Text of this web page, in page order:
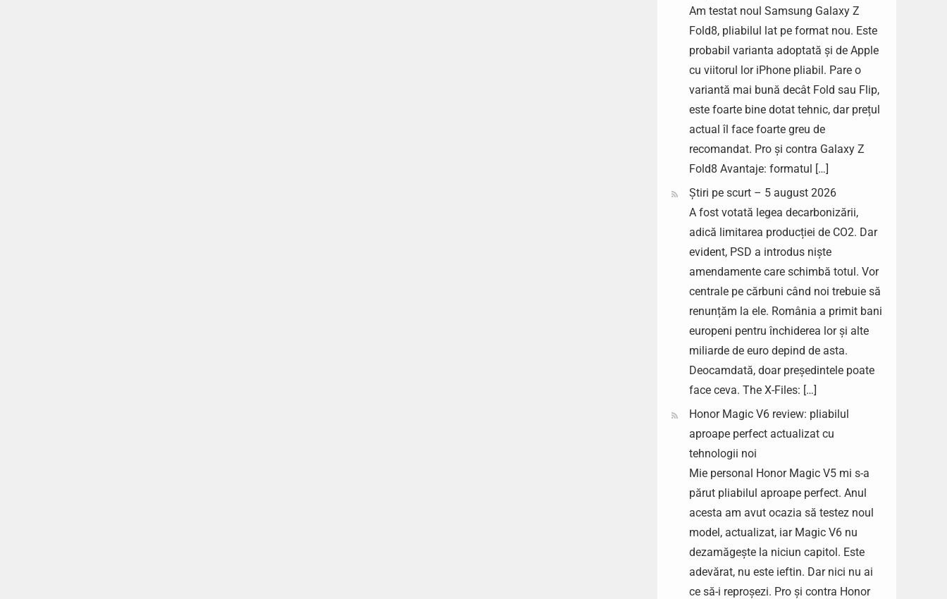
Am testat noul Samsung Galaxy Z
Fold8, pliabilul lat pe format nou. Este
probabil varianta adoptată și de Apple
cu viitorul lor iPhone pliabil. Pare o
variantă mai bună decât Fold sau Flip,
este foarte bine dotat tehnic, dar prețul
actual îl face foarte greu de
recomandat. Pro și contra Galaxy Z
Fold8 Avantaje: formatul […]
Știri pe scurt – 5 august 2026
A fost votată legea decarbonizării,
adică limitarea producției de CO2. Dar
evident, PSD a introdus niște
amendamente care schimbă totul. Vor
centrale pe cărbuni când noi trebuie să
renunțăm la ele. România a primit bani
europeni pentru închiderea lor și alte
miliarde de euro depind de asta.
Deocamdată, doar președintele poate
face ceva. The X-Files: […]
Honor Magic V6 review: pliabilul
aproape perfect actualizat cu
tehnologii noi
Mie personal Honor Magic V5 mi s-a
părut pliabilul aproape perfect. Anul
acesta am avut ocazia să testez noul
model, actualizat, iar Magic V6 nu
dezamăgește la niciun capitol. Este
adevărat, nu este ieftin. Dar nici nu ai
ce să-i reproșezi. Pro și contra Honor